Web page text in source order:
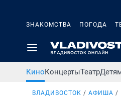
ЗНАКОМСТВА ПОГОДА
КиноКонцертыТеатр
ВЛАДИВОСТОК АФИША